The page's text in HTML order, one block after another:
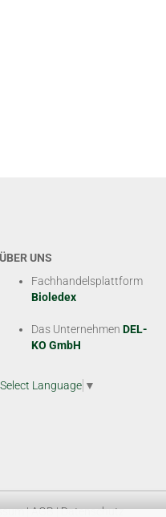
ÜBER UNS
Fachhandelsplattform
Bioledex
Das Unternehmen DEL-
KO GmbH
Select Language ▼
|AGB|Datenschutz